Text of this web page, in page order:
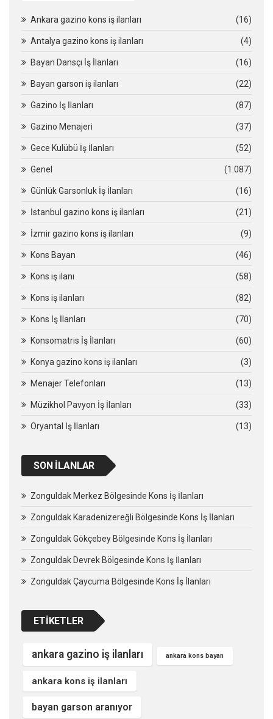
Ankara gazino kons iş ilanları (16)
Antalya gazino kons iş ilanları (4)
Bayan Dansçı İş İlanları (16)
Bayan garson iş ilanları (22)
Gazino İş İlanları (87)
Gazino Menajeri (37)
Gece Kulübü İş İlanları (52)
Genel (1.087)
Günlük Garsonluk İş İlanları (16)
İstanbul gazino kons iş ilanları (21)
İzmir gazino kons iş ilanları (9)
Kons Bayan (46)
Kons iş ilanı (58)
Kons iş ilanları (82)
Kons İş İlanları (70)
Konsomatris İş İlanları (60)
Konya gazino kons iş ilanları (3)
Menajer Telefonları (13)
Müzikhol Pavyon İş İlanları (33)
Oryantal İş İlanları (13)
SON İLANLAR
Zonguldak Merkez Bölgesinde Kons İş İlanları
Zonguldak Karadenizereğli Bölgesinde Kons İş İlanları
Zonguldak Gökçebey Bölgesinde Kons İş İlanları
Zonguldak Devrek Bölgesinde Kons İş İlanları
Zonguldak Çaycuma Bölgesinde Kons İş İlanları
ETIKETLER
ankara gazino iş ilanları ankara kons bayan
ankara kons iş ilanları
bayan garson aranıyor